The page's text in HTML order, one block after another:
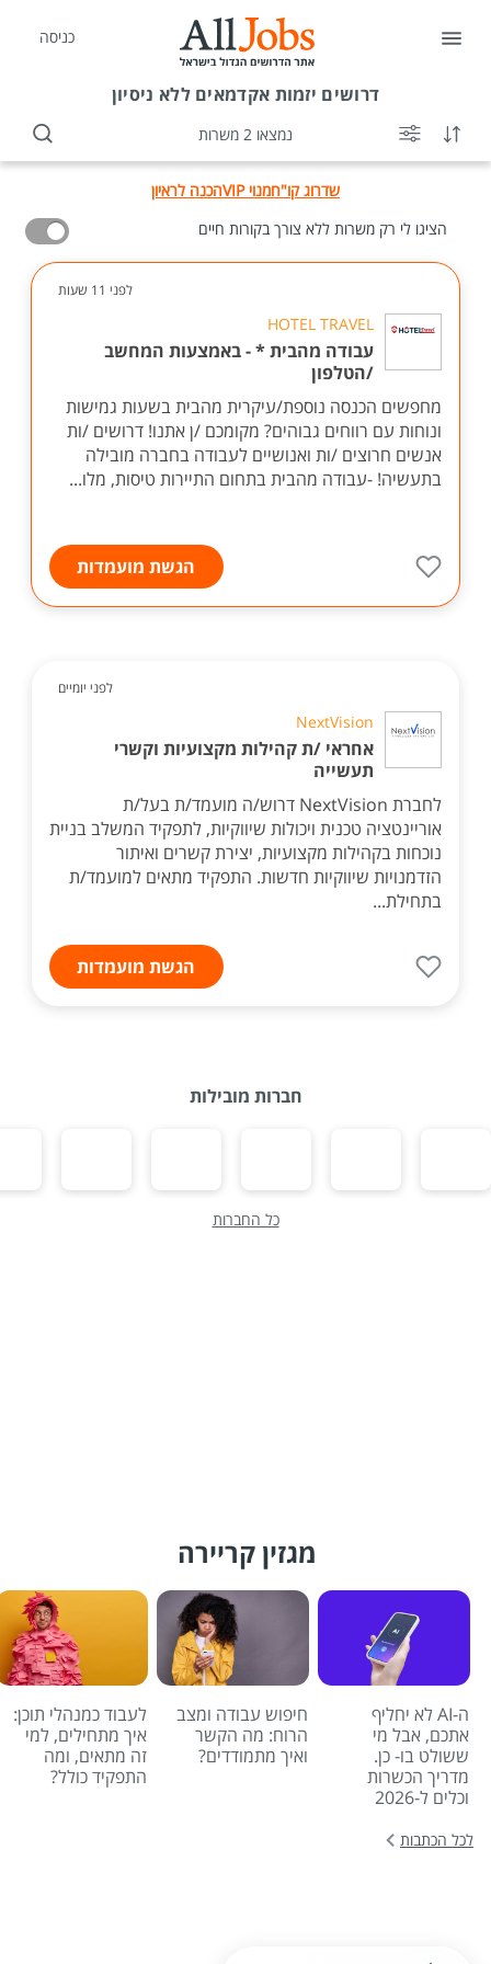
כניסה
דרושים יזמות אקדמאים ללא ניסיון
נמצאו 2 משרות
שדרוג קו"חמנוי VIP
הכנה לראיון
הציגו לי רק משרות ללא צורך בקורות חיים
לפני 11 שעות
HOTEL TRAVEL
עבודה מהבית * - באמצעות המחשב
/הטלפון
מחפשים הכנסה נוספת/עיקרית מהבית בשעות גמישות
ונוחות עם רווחים גבוהים? מקומכם /ן אתנו! דרושים /ות
אנשים חרוצים /ות ואנושיים לעבודה בחברה מובילה
בתעשיה! -עבודה מהבית בתחום התיירות טיסות, מלו...
הגשת מועמדות
לפני יומיים
NextVision
אחראי /ת קהילות מקצועיות וקשרי
תעשייה
לחברת NextVision דרוש/ה מועמד/ת בעל/ת
אוריינטציה טכנית ויכולות שיווקיות, לתפקיד המשלב בניית
נוכחות בקהילות מקצועיות, יצירת קשרים ואיתור
הזדמנויות שיווקיות חדשות. התפקיד מתאים למועמד/ת
בתחילת...
הגשת מועמדות
חברות מובילות
כל החברות
מגזין קריירה
ה-AI לא יחליף
אתכם, אבל מי
ששולט בו- כן.
מדריך הכשרות
וכלים ל-2026
חיפוש עבודה ומצב
הרוח: מה הקשר
ואיך מתמודדים?
לעבוד כמנהלי תוכן:
איך מתחילים, למי
זה מתאים, ומה
התפקיד כולל?
לכל הכתבות